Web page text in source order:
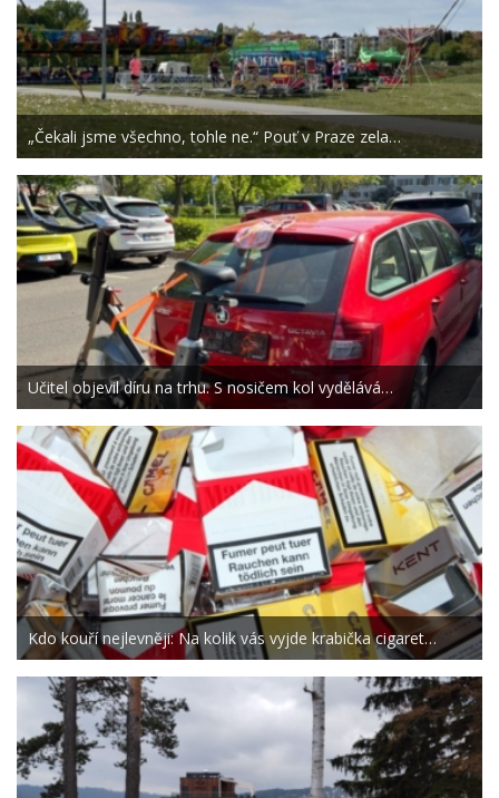
„Čekali jsme všechno, tohle ne.“ Pouť v Praze zela…
Učitel objevil díru na trhu. S nosičem kol vydělává…
Kdo kouří nejlevněji: Na kolik vás vyjde krabička cigaret…